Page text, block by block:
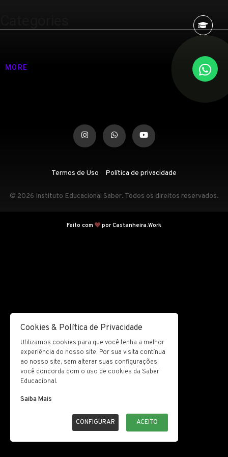
MORE
Termos de Uso Política de privacidade
© 2026 Instituto Educacional Saber. Todos os direitos reservados.
Feito com por Castanheira.Work
Cookies & Política de Privacidade
Utilizamos cookies para que você tenha a melhor
experiência do nosso site. Por sua visita contínua
ao nosso site, sem alterar suas configurações,
você concorda com o uso de cookies da Saber
Educacional.
Saiba Mais
CONFIGURAR ACEITO